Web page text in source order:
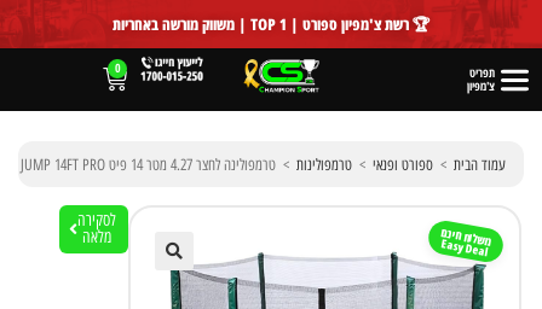
לתוכן 🏆 רשת צ'מפיון ספורט | TOP 1 | משווק מורשה באחריות
תפריט
צ'מפיון
0
עמוד הבית > ספורט ופנאי > טרמפולינות > טרמפולינה לחצר 4.27 מטר 14 פיט URBAN JUMP 14FT PRO – כולל הובלה חינם
🔍
משלוח חינם
Easy Deal
לסקירה
מלאה